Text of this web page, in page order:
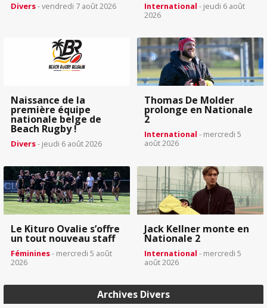
Archives Divers
Divers- vendredi 7 août 2026 International - jeudi 6 août
2026
Naissance de la
première équipe
nationale belge de
Beach Rugby !
Divers- jeudi 6 août 2026
Thomas De Molder
prolonge en Nationale
2
International - mercredi 5
août 2026
Le Kituro Ovalie s’offre
un tout nouveau staff
Féminines- mercredi 5 août
2026
Jack Kellner monte en
Nationale 2
International - mercredi 5
août 2026